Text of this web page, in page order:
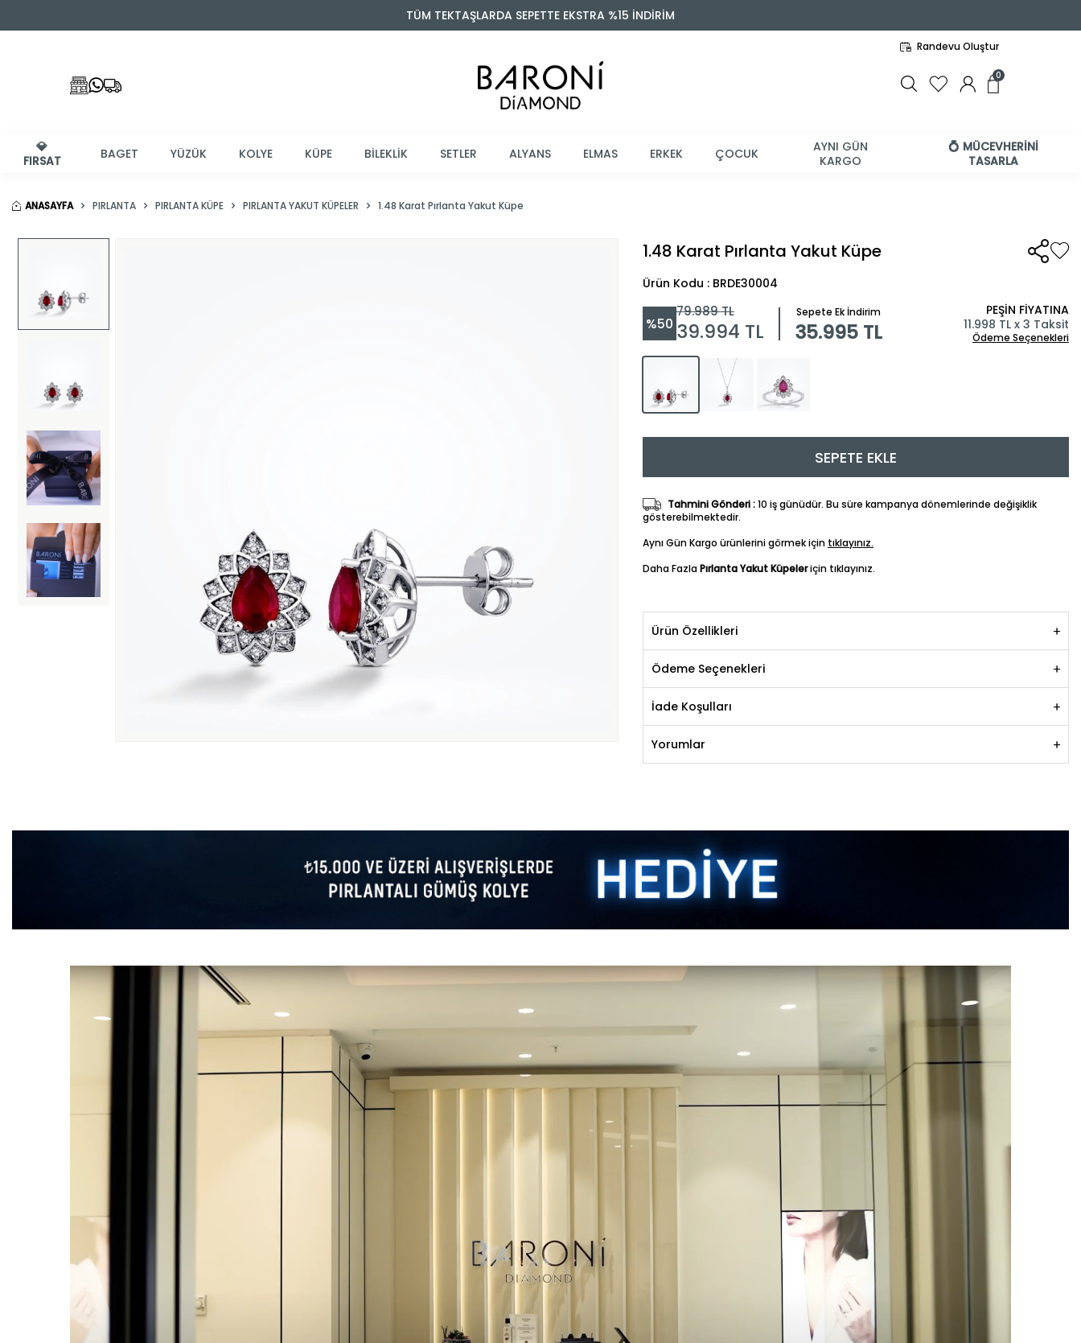
TÜM TEKTAŞLARDA SEPETTE EKSTRA %15 İNDİRİM
Randevu Oluştur
0
💎
FIRSAT
BAGET YÜZÜK KOLYE KÜPE BİLEKLİK SETLER ALYANS ELMAS ERKEK ÇOCUK
AYNI GÜN
KARGO
💍 MÜCEVHERİNİ
TASARLA
ANASAYFA PIRLANTA PIRLANTA KÜPE PIRLANTA YAKUT KÜPELER 1.48 Karat Pırlanta Yakut Küpe
1.48 Karat Pırlanta Yakut Küpe
Ürün Kodu : BRDE30004
%50
79.989TL
39.994 TL
Sepete Ek İndirim
35.995 TL
PEŞİN FİYATINA
11.998 TL x 3 Taksit
Ödeme Seçenekleri
SEPETE EKLE
Tahmini Gönderi :10 iş günüdür. Bu süre kampanya dönemlerinde değişiklik
gösterebilmektedir.
Aynı Gün Kargo ürünlerini görmek için tıklayınız.
Daha FazlaPırlanta Yakut Küpeleriçin tıklayınız.
Ürün Özellikleri
Ödeme Seçenekleri
İade Koşulları
Yorumlar